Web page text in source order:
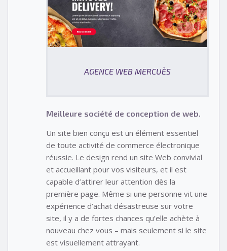
AGENCE WEB MERCUÈS
Meilleure société de conception de web.
Un site bien conçu est un élément essentiel
de toute activité de commerce électronique
réussie. Le design rend un site Web convivial
et accueillant pour vos visiteurs, et il est
capable d’attirer leur attention dès la
première page. Même si une personne vit une
expérience d’achat désastreuse sur votre
site, il y a de fortes chances qu’elle achète à
nouveau chez vous – mais seulement si le site
est visuellement attrayant.